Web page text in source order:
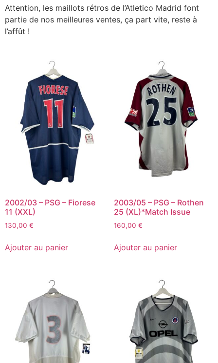
Attention, les maillots rétros de l’Atletico Madrid font
partie de nos meilleures ventes, ça part vite, reste à
l’affût !
2002/03 – PSG – Fiorese
11 (XXL)
130,00 €
Ajouter au panier
2003/05 – PSG – Rothen
25 (XL)*Match Issue
160,00 €
Ajouter au panier